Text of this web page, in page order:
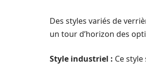
Des styles variés de
un tour d’horizon des
Style industriel : Ce